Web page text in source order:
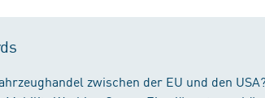
zwischen der EU und den